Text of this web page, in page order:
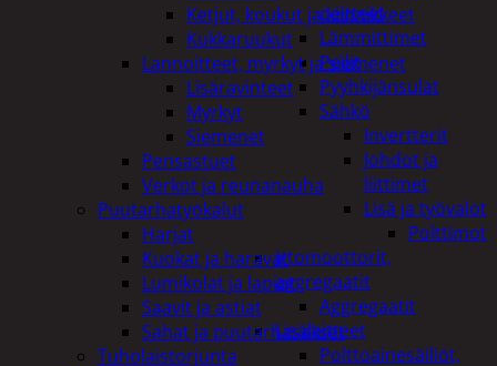
peitteet
Lämmittimet
Peilit
Pyyhkijänsulat
Sähkö
Invertterit
Johdot ja
liittimet
Lisä ja työvalot
Polttimot
Irtomoottorit,
aggregaatit
Aggregaatit
Lisälaitteet
Polttoainesäiliöt,
Ketjut, koukut ja kiinnikkeet
Kukkaruukut
Lannoitteet, myrkyt ja siemenet
Lisäravinteet
Myrkyt
Siemenet
Pensastuet
Verkot ja reunanauha
Puutarhatyökalut
Harjat
Kuokat ja haravat
Lumikolat ja lapiot
Saavit ja astiat
Sahat ja puutarhasakset
Tuholaistorjunta